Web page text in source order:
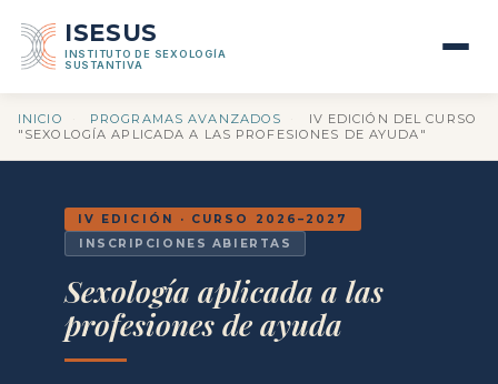
ISESUS
INSTITUTO DE SEXOLOGÍA
SUSTANTIVA
INICIO PROGRAMAS AVANZADOS
IV EDICIÓN DEL CURSO
"SEXOLOGÍA APLICADA A LAS PROFESIONES DE AYUDA"
IV EDICIÓN · CURSO 2026–2027
INSCRIPCIONES ABIERTAS
Sexología aplicada a las
profesiones de ayuda